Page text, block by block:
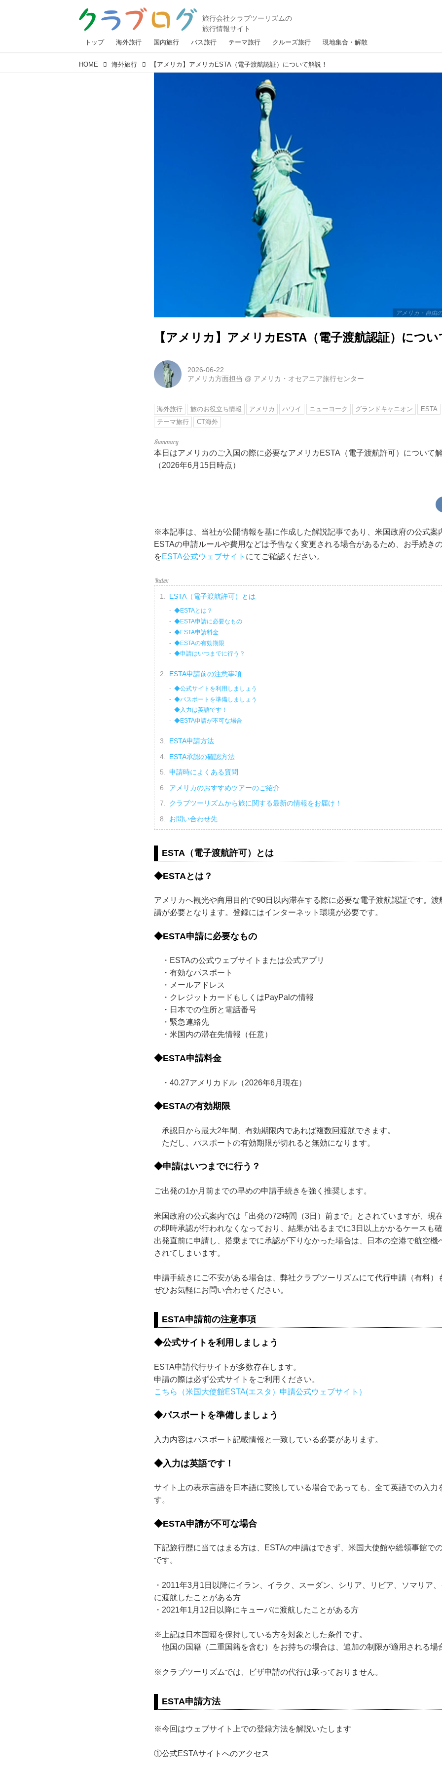
トップ 海外旅行 国内旅行 バス旅行 テーマ旅行 クルーズ旅行 現地集合・解散
HOME 海外旅行 【アメリカ】アメリカESTA（電子渡航認証）について解説！
アメリカ・自由
【アメリカ】アメリカESTA（電子渡航認証）につい
2026-06-22
アメリカ方面担当 @ アメリカ・オセアニア旅行センター
海外旅行 旅のお役立ち情報 アメリカ ハワイ ニューヨーク グランドキャニオン ESTA
テーマ旅行
CT海外
本日はアメリカのご入国の際に必要なアメリカESTA（電子渡航許可）について
（2026年6月15日時点）
※本記事は、当社が公開情報を基に作成した解説記事であり、米国政府の公式案
ESTAの申請ルールや費用などは予告なく変更される場合があるため、お手続き
をESTA公式ウェブサイト にてご確認ください。
ESTA（電子渡航許可）とは
◆ESTAとは？
◆ESTA申請に必要なもの
◆ESTA申請料金
◆ESTAの有効期限
◆申請はいつまでに行う？
ESTA申請前の注意事項
◆公式サイトを利用しましょう
◆パスポートを準備しましょう
◆入力は英語です！
◆ESTA申請が不可な場合
ESTA申請方法
ESTA承認の確認方法
申請時によくある質問
アメリカのおすすめツアーのご紹介
クラブツーリズムから旅に関する最新の情報をお届け！
お問い合わせ先
ESTA（電子渡航許可）とは
◆ESTAとは？
アメリカへ観光や商用目的で90日以内滞在する際に必要な電子渡航認証です。渡
請が必要となります。登録にはインターネット環境が必要です。
◆ESTA申請に必要なもの
・ESTAの公式ウェブサイトまたは公式アプリ
・有効なパスポート
・メールアドレス
・クレジットカードもしくはPayPalの情報
・日本での住所と電話番号
・緊急連絡先
・米国内の滞在先情報（任意）
◆ESTA申請料金
・40.27アメリカドル（2026年6月現在）
◆ESTAの有効期限
承認日から最大2年間、有効期限内であれば複数回渡航できます。
ただし、パスポートの有効期限が切れると無効になります。
◆申請はいつまでに行う？
ご出発の1か月前までの早めの申請手続きを強く推奨します。
米国政府の公式案内では「出発の72時間（3日）前まで」とされていますが、現
の即時承認が行われなくなっており、結果が出るまでに3日以上かかるケースも確
出発直前に申請し、搭乗までに承認が下りなかった場合は、日本の空港で航空機
されてしまいます。
申請手続きにご不安がある場合は、弊社クラブツーリズムにて代行申請（有料）
ぜひお気軽にお問い合わせください。
ESTA申請前の注意事項
◆公式サイトを利用しましょう
ESTA申請代行サイトが多数存在します。
申請の際は必ず公式サイトをご利用ください。
こちら（米国大使館ESTA(エスタ）申請公式ウェブサイト）
◆パスポートを準備しましょう
入力内容はパスポート記載情報と一致している必要があります。
◆入力は英語です！
サイト上の表示言語を日本語に変換している場合であっても、全て英語での入力
す。
◆ESTA申請が不可な場合
下記旅行歴に当てはまる方は、ESTAの申請はできず、米国大使館や総領事館で
です。
・2011年3月1日以降にイラン、イラク、スーダン、シリア、リビア、ソマリア
に渡航したことがある方
・2021年1月12日以降にキューバに渡航したことがある方
※上記は日本国籍を保持している方を対象とした条件です。
他国の国籍（二重国籍を含む）をお持ちの場合は、追加の制限が適用される場
※クラブツーリズムでは、ビザ申請の代行は承っておりません。
ESTA申請方法
※今回はウェブサイト上での登録方法を解説いたします
①公式ESTAサイトへのアクセス